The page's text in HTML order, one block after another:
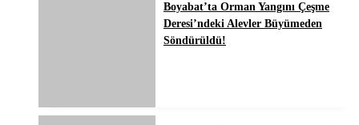
Boyabat’ta Orman Yangını Çeşme
Deresi’ndeki Alevler Büyümeden
Söndürüldü!